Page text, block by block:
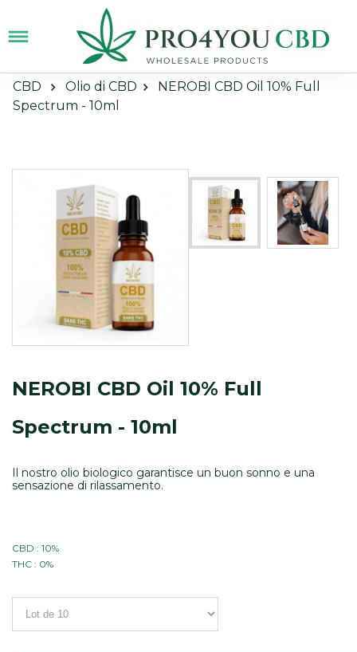
CBD Olio di CBD
NEROBI CBD Oil 10% Full
Spectrum - 10ml
NEROBI CBD Oil 10% Full
Spectrum - 10ml
Il nostro olio biologico garantisce un buon sonno e una
sensazione di rilassamento.
CBD : 10%
THC : 0%